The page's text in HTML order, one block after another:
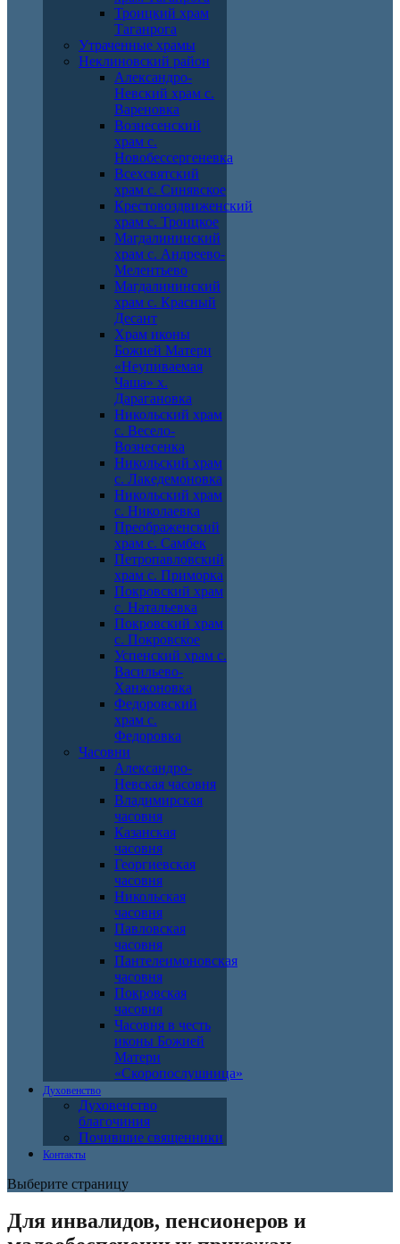
Троицкий храм
Таганрога
Утраченные храмы
Неклиновский район
Александро-
Невский храм с.
Вареновка
Вознесенский
храм с.
Новобессергеневка
Всехсвятский
храм с. Синявское
Крестовоздвиженский
храм с. Троицкое
Магдалининский
храм с. Андреево-
Мелентьево
Магдалининский
храм с. Красный
Десант
Храм иконы
Божией Матери
«Неупиваемая
Чаша» х.
Дарагановка
Никольский храм
с. Весело-
Вознесенка
Никольский храм
с. Лакедемоновка
Никольский храм
с. Николаевка
Преображенский
храм с. Самбек
Петропавловский
храм с. Приморка
Покровский храм
с. Натальевка
Покровский храм
с. Покровское
Успенский храм с.
Васильево-
Ханжоновка
Федоровский
храм с.
Федоровка
Часовни
Александро-
Невская часовня
Владимирская
часовня
Казанская
часовня
Георгиевская
часовня
Никольская
часовня
Павловская
часовня
Пантелеимоновская
часовня
Покровская
часовня
Часовня в честь
иконы Божией
Матери
«Скоропослушница»
Духовенство
Духовенство
благочиния
Почившие священники
Контакты
Выберите страницу
Для инвалидов, пенсионеров и